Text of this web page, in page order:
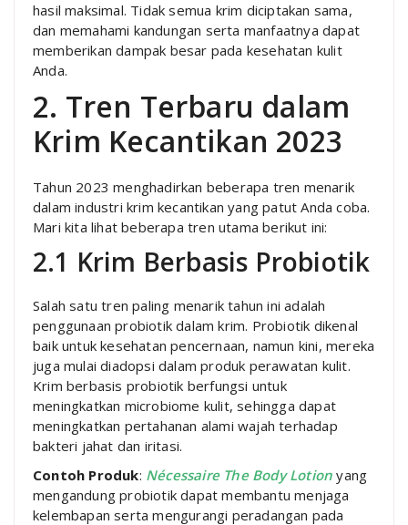
hasil maksimal. Tidak semua krim diciptakan sama,
dan memahami kandungan serta manfaatnya dapat
memberikan dampak besar pada kesehatan kulit
Anda.
2. Tren Terbaru dalam
Krim Kecantikan 2023
Tahun 2023 menghadirkan beberapa tren menarik
dalam industri krim kecantikan yang patut Anda coba.
Mari kita lihat beberapa tren utama berikut ini:
2.1 Krim Berbasis Probiotik
Salah satu tren paling menarik tahun ini adalah
penggunaan probiotik dalam krim. Probiotik dikenal
baik untuk kesehatan pencernaan, namun kini, mereka
juga mulai diadopsi dalam produk perawatan kulit.
Krim berbasis probiotik berfungsi untuk
meningkatkan microbiome kulit, sehingga dapat
meningkatkan pertahanan alami wajah terhadap
bakteri jahat dan iritasi.
Contoh Produk: Nécessaire The Body Lotion yang
mengandung probiotik dapat membantu menjaga
kelembapan serta mengurangi peradangan pada